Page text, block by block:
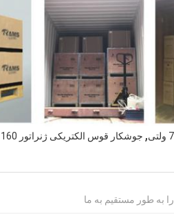
, جوشکار قوس الکتریکی ژنراتور 160 آمپر
به طور مستقیم به ما